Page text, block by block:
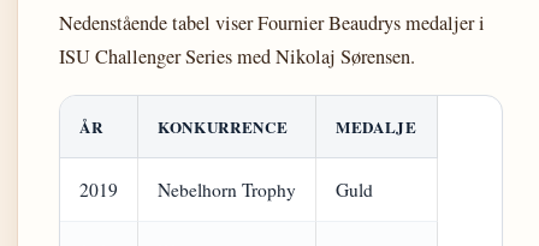
Nedenstående tabel viser Fournier Beaudrys medaljer i
ISU Challenger Series med Nikolaj Sørensen.
ÅR KONKURRENCE MEDALJE
2019 Nebelhorn Trophy Guld